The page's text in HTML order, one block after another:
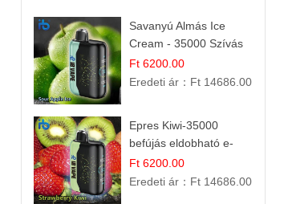
Savanyú Almás Ice
Cream - 35000 Szívás
elektromos cigi
Ft 6200.00
Eredeti ár： Ft 14686.00
Epres Kiwi-35000
befújás eldobható e-
cigaretta
Ft 6200.00
Eredeti ár： Ft 14686.00